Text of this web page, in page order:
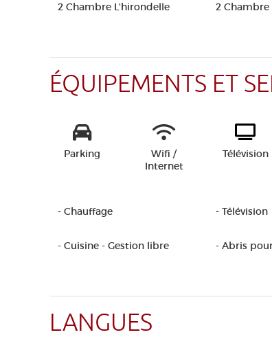
2 Chambre L'hirondelle 2 Chambre
ÉQUIPEMENTS ET
Parking
Wifi /
Internet
Télévision
- Chauffage - Télévision
- Cuisine - Gestion libre - Abris
LANGUES